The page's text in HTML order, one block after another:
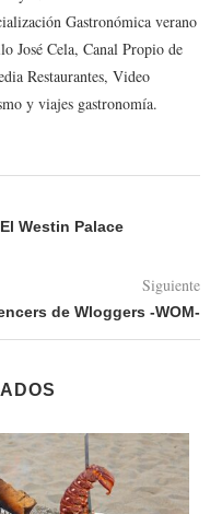
Gastronómica verano
José Cela, Canal Propio de
Restaurantes, Video
y viajes gastronomía.
Westin Palace
Siguiente
de Wloggers -WOM-